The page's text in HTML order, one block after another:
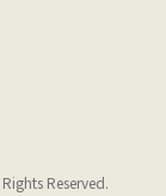
Reserved.